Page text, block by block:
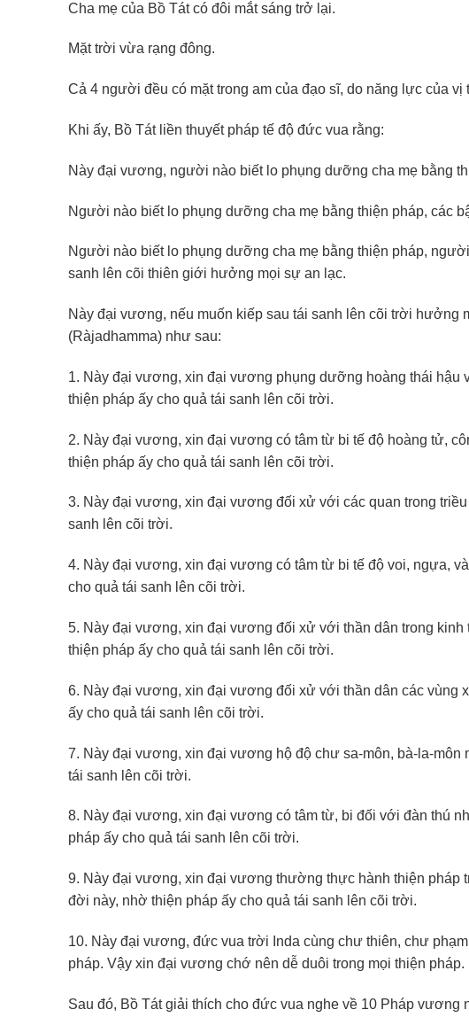
Cha mẹ của Bồ Tát có đôi mắt sáng trở lại.
Mặt trời vừa rạng đông.
Cả 4 người đều có mặt trong am của đạo sĩ, do năng lực của vị
Khi ấy, Bồ Tát liền thuyết pháp tế độ đức vua rằng:
Này đại vương, người nào biết lo phụng dưỡng cha mẹ bằng
Người nào biết lo phụng dưỡng cha mẹ bằng thiện pháp, các
Người nào biết lo phụng dưỡng cha mẹ bằng thiện pháp,
sanh lên cõi thiên giới hưởng mọi sự an lạc.
Này đại vương, nếu muốn kiếp sau tái sanh lên cõi trời hưởng
(Ràjadhamma) như sau:
1. Này đại vương, xin đại vương phụng dưỡng hoàng thái hậu
thiện pháp ấy cho quả tái sanh lên cõi trời.
2. Này đại vương, xin đại vương có tâm từ bi tế độ hoàng tử,
thiện pháp ấy cho quả tái sanh lên cõi trời.
3. Này đại vương, xin đại vương đối xử với các quan trong
sanh lên cõi trời.
4. Này đại vương, xin đại vương có tâm từ bi tế độ voi, ngựa,
cho quả tái sanh lên cõi trời.
5. Này đại vương, xin đại vương đối xử với thần dân trong
thiện pháp ấy cho quả tái sanh lên cõi trời.
6. Này đại vương, xin đại vương đối xử với thần dân các vùng
ấy cho quả tái sanh lên cõi trời.
7. Này đại vương, xin đại vương hộ độ chư sa-môn, bà-la-môn
tái sanh lên cõi trời.
8. Này đại vương, xin đại vương có tâm từ, bi đối với đàn thú
pháp ấy cho quả tái sanh lên cõi trời.
9. Này đại vương, xin đại vương thường thực hành thiện pháp
đời này, nhờ thiện pháp ấy cho quả tái sanh lên cõi trời.
10. Này đại vương, đức vua trời Inda cùng chư thiên, chư
pháp. Vậy xin đại vương chớ nên dễ duôi trong mọi thiện pháp.
Sau đó, Bồ Tát giải thích cho đức vua nghe về 10 Pháp vương